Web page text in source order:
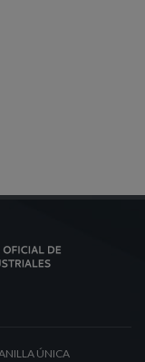
ÚNICA